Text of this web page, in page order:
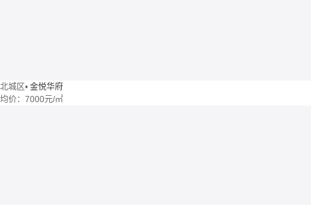
北城区• 金悦华府
均价： 7000元/㎡